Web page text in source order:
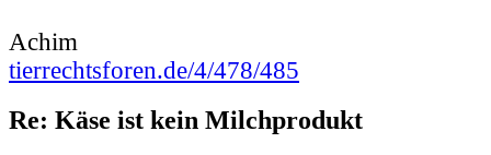
Achim
tierrechtsforen.de/4/478/485
Re: Käse ist kein Milchprodukt